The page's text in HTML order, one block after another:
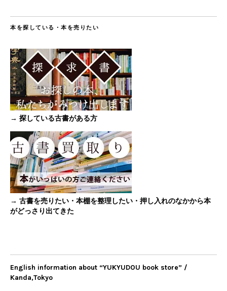
本を探している・本を売りたい
→ 探している古書がある方
→ 古書を売りたい・本棚を整理したい・押し入れのなかから本
がどっさり出てきた
English information about “YUKYUDOU book store” /
Kanda,Tokyo